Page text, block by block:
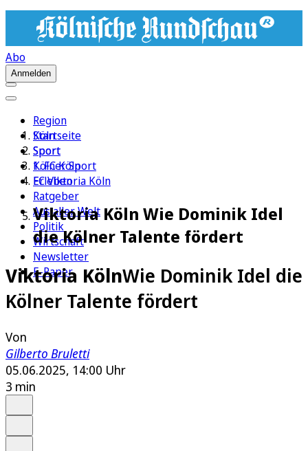
Abo
Anmelden
Region
Köln
Sport
1. FC Köln
Erleben
Ratgeber
Aus aller Welt
Politik
Wirtschaft
Newsletter
E-Paper
Startseite
Sport
Kölner Sport
FC Viktoria Köln
Viktoria Köln Wie Dominik Idel
die Kölner Talente fördert
Viktoria KölnWie Dominik Idel die
Kölner Talente fördert
Von
Gilberto Bruletti
05.06.2025, 14:00 Uhr
3 min